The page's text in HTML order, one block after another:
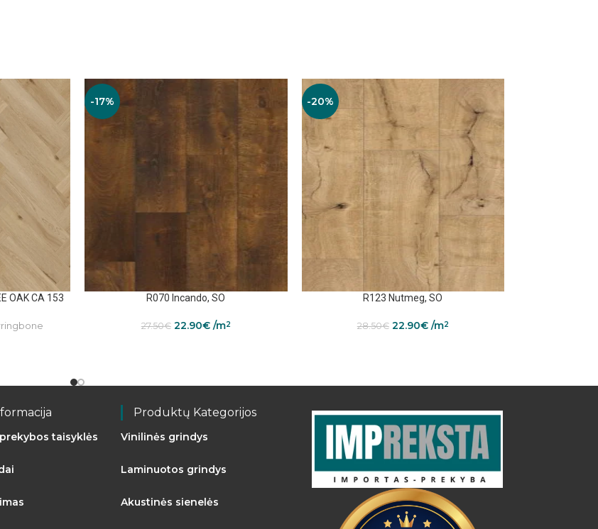
OAK CA 153
-17%
R070 Incando, SO
27.50€ 22.90€/m2
-20%
R123 Nutmeg, SO
28.50€ 22.90€/m2
taisyklės
Produktų Kategorijos
Vinilinės grindys
Laminuotos grindys
Akustinės sienelės